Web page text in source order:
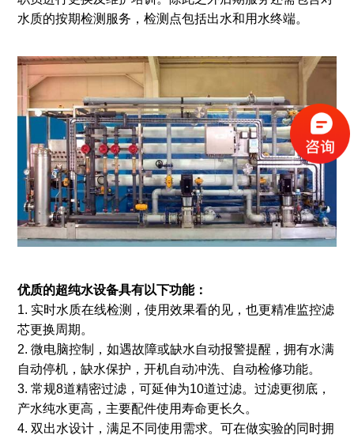
水质的按期检测服务，检测点包括出水和用水终端。
优质的超纯水设备具有以下功能：
1. 实时水质在线检测，使用效果看的见，也更精准监控滤
芯更换周期。
2. 微电脑控制，如遇故障或缺水自动报警提醒，拥有水满
自动停机，缺水保护，开机自动冲洗、自动检修功能。
3. 常规8道精密过滤，可延伸为10道过滤。过滤更彻底，
产水纯水更高，主要配件使用寿命更长久。
4. 双出水设计，满足不同使用需求。可在做实验的同时拥